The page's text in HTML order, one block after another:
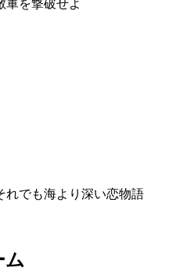
軍を撃破せよ
れでも海より深い恋物語
ム